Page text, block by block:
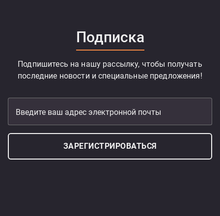
Подписка
Подпишитесь на нашу рассылку, чтобы получать
последние новости и специальные предложения!
Введите ваш адрес электронной почты
ЗАРЕГИСТРИРОВАТЬСЯ